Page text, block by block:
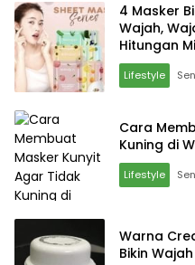
4 Masker
Wajah,
Hitungan
Lifestyle
Cara
Kuning di
Lifestyle
Warna
Bikin